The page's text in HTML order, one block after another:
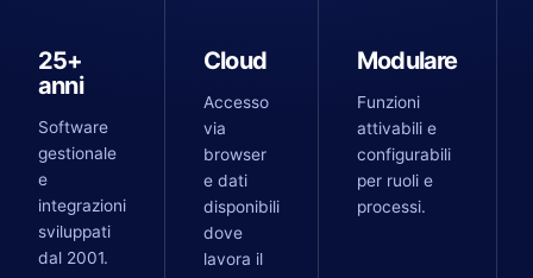
25+
anni
Software
gestionale
e
integrazioni
sviluppati
dal 2001.
Cloud
Accesso
via
browser
e dati
disponibili
dove
lavora il
Modulare
Funzioni
attivabili e
configurabili
per ruoli e
processi.